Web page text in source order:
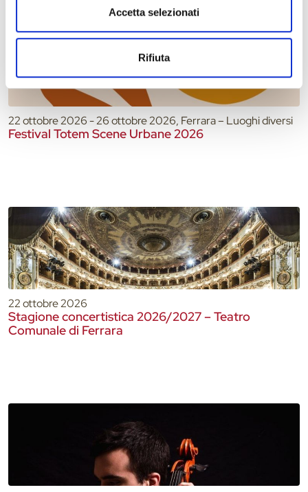
Accetta selezionati
Rifiuta
22 ottobre 2026 - 26 ottobre 2026, Ferrara – Luoghi diversi
Festival Totem Scene Urbane 2026
22 ottobre 2026
Stagione concertistica 2026/2027 – Teatro
Comunale di Ferrara